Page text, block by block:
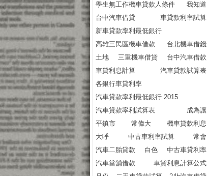
學生無工作機車貸款人條件
我知道
台中汽車借貸
車貸款利率試算
新車貸款率利最低銀行
高雄三民區機車借款
台北機車借錢
土地
三重機車借貸
台中汽車借款
車貸利息計算
汽車貸款試算表
各銀行車貸利率
汽車貸款率利最低銀行 2015
汽車貸款率利試算表
成為讓
平鎮市
常偉大
機車貸款利息
大呼
中古車利率試算
常會
汽車二胎貸款
白色
中古車貸利率
汽車當舖借款
車貸利息計算公式